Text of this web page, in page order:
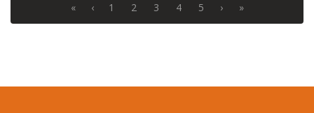
« ‹ 1 2 3 4 5 › »